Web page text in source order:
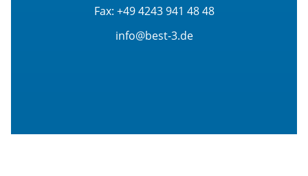
Fax: +49 4243 941 48 48
info@best-3.de